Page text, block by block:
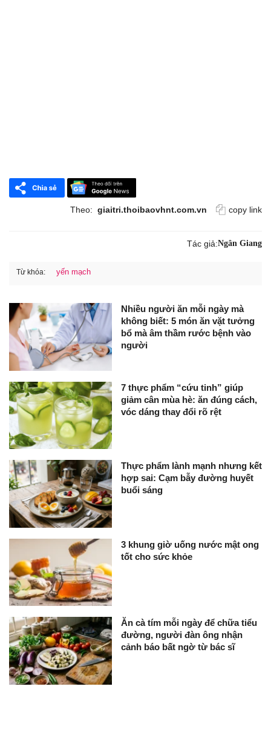
Theo: giaitri.thoibaovhnt.com.vn copy link
Tác giả:Ngân Giang
Từ khóa: yến mạch
Nhiều người ăn mỗi ngày mà
không biết: 5 món ăn vặt tưởng
bổ mà âm thầm rước bệnh vào
người
7 thực phẩm “cứu tinh” giúp
giảm cân mùa hè: ăn đúng cách,
vóc dáng thay đổi rõ rệt
Thực phẩm lành mạnh nhưng kết
hợp sai: Cạm bẫy đường huyết
buổi sáng
3 khung giờ uống nước mật ong
tốt cho sức khỏe
Ăn cà tím mỗi ngày để chữa tiểu
đường, người đàn ông nhận
cảnh báo bất ngờ từ bác sĩ